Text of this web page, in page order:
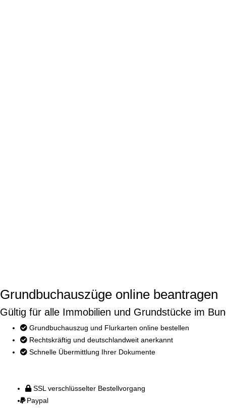
Grundbuchauszüge online beantragen
Gültig für alle Immobilien und Grundstücke im
Grundbuchauszug und Flurkarten online bestellen
Rechtskräftig und deutschlandweit anerkannt
Schnelle Übermittlung Ihrer Dokumente
SSL verschlüsselter Bestellvorgang
Paypal